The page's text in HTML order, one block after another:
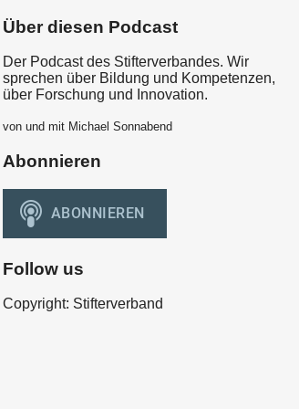
Über diesen Podcast
Der Podcast des Stifterverbandes. Wir
sprechen über Bildung und Kompetenzen,
über Forschung und Innovation.
von und mit Michael Sonnabend
Abonnieren
Follow us
Copyright: Stifterverband